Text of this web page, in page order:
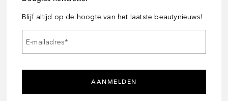
Blijf altijd op de hoogte van het laatste beautynieuws!
E-mailadres*
AANMELDEN